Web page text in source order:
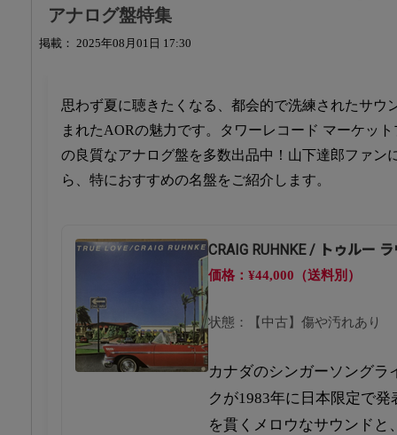
アナログ盤特集
掲載： 2025年08月01日 17:30
思わず夏に聴きたくなる、都会的で洗練されたサウ
まれたAORの魅力です。タワーレコード マーケッ
の良質なアナログ盤を多数出品中！山下達郎ファン
ら、特におすすめの名盤をご紹介します。
CRAIG RUHNKE / トゥルー ラ
価格：¥44,000（送料別）
状態：【中古】傷や汚れあり
カナダのシンガーソングラ
クが1983年に日本限定で
を貫くメロウなサウンドと